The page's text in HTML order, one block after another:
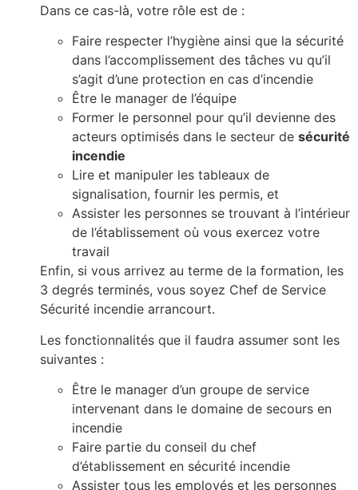
Dans ce cas-là, votre rôle est de :
Faire respecter l’hygiène ainsi que la sécurité
dans l’accomplissement des tâches vu qu’il
s’agit d’une protection en cas d’incendie
Être le manager de l’équipe
Former le personnel pour qu’il devienne des
acteurs optimisés dans le secteur de sécurité
incendie
Lire et manipuler les tableaux de
signalisation, fournir les permis, et
Assister les personnes se trouvant à l’intérieur
de l’établissement où vous exercez votre
travail
Enfin, si vous arrivez au terme de la formation, les
3 degrés terminés, vous soyez Chef de Service
Sécurité incendie arrancourt.
Les fonctionnalités que il faudra assumer sont les
suivantes :
Être le manager d’un groupe de service
intervenant dans le domaine de secours en
incendie
Faire partie du conseil du chef
d’établissement en sécurité incendie
Assister tous les employés et les personnes